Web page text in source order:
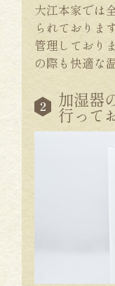
大江本家では
られておりま
管理しており
の際も快適な
加湿器
行って